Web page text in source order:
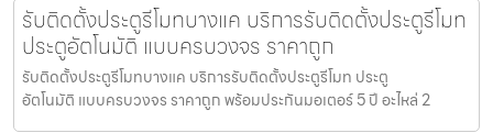
รับติดตั้งประตูรีโมทบางแค บริการรับติดตั้งประตูรีโมท
ประตูอัตโนมัติ แบบครบวงจร ราคาถูก
รับติดตั้งประตูรีโมทบางแค บริการรับติดตั้งประตูรีโมท ประตู
อัตโนมัติ แบบครบวงจร ราคาถูก พร้อมประกันมอเตอร์ 5 ปี อะไหล่ 2